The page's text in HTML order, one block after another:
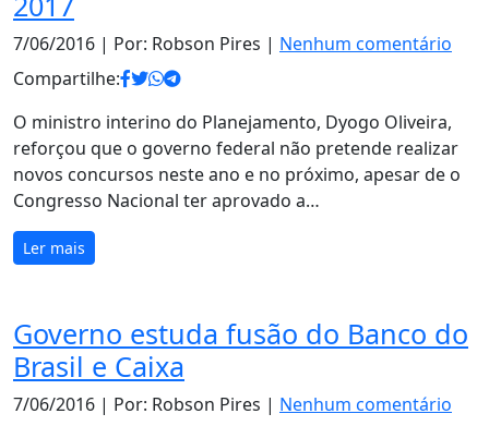
7/06/2016 | Por: Robson Pires | Nenhum comentário
Compartilhe:
O ministro interino do Planejamento, Dyogo Oliveira,
reforçou que o governo federal não pretende realizar
novos concursos neste ano e no próximo, apesar de o
Congresso Nacional ter aprovado a…
Ler mais
Governo estuda fusão do Banco do
Brasil e Caixa
7/06/2016 | Por: Robson Pires | Nenhum comentário